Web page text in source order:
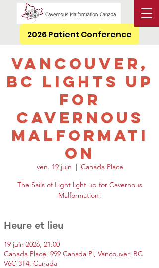
2026 Patient Conference
Vancouver,
BC Lights Up
for
Cavernous
Malformati
on
ven. 19 juin
  |
Canada Place
The Sails of Light light up for Cavernous
Malformation!
Heure et lieu
19 juin 2026, 21:00
Canada Place, 999 Canada Pl, Vancouver, BC
V6C 3T4, Canada